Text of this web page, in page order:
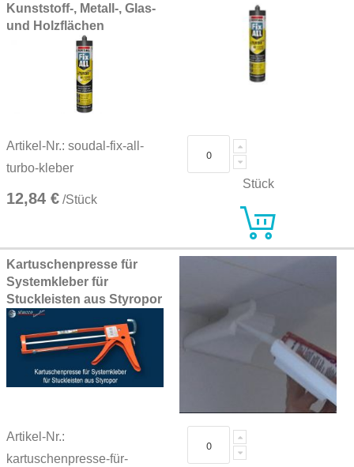
Kunststoff-, Metall-, Glas-
und Holzflächen
Artikel-Nr.: soudal-fix-all-
turbo-kleber
12,84 € /Stück
Stück
Kartuschenpresse für
Systemkleber für
Stuckleisten aus Styropor
Artikel-Nr.:
kartuschenpresse-für-